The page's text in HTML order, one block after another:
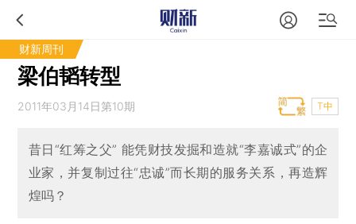
财新周刊
梁伯韬转型
2011年03月14日第10期 T中
昔日“红筹之父” 能凭财技发掘和造就“李嘉诚式”的企
业家，并复制过往“忠诚”而长期的服务关系，再造辉
煌吗？